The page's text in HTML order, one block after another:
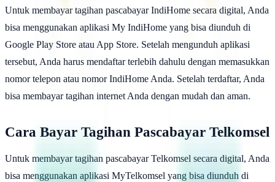
Untuk membayar tagihan pascabayar IndiHome secara digital, Anda
bisa menggunakan aplikasi My IndiHome yang bisa diunduh di
Google Play Store atau App Store. Setelah mengunduh aplikasi
tersebut, Anda harus mendaftar terlebih dahulu dengan memasukkan
nomor telepon atau nomor IndiHome Anda. Setelah terdaftar, Anda
bisa membayar tagihan internet Anda dengan mudah dan aman.
Cara Bayar Tagihan Pascabayar Telkomsel
Untuk membayar tagihan pascabayar Telkomsel secara digital, Anda
bisa menggunakan aplikasi MyTelkomsel yang bisa diunduh di